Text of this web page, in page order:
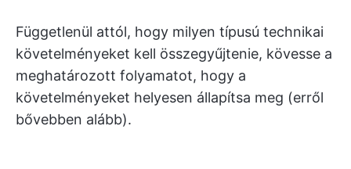
Függetlenül attól, hogy milyen típusú technikai
követelményeket kell összegyűjtenie, kövesse a
meghatározott folyamatot, hogy a
követelményeket helyesen állapítsa meg (erről
bővebben alább).